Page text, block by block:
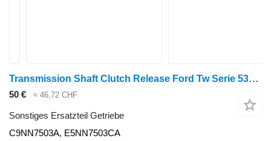
Transmission Shaft Clutch Release Ford Tw Serie 5340 5100 Getriebewellenkupplung Ausrückhebel C9nn7503a, C9NN7503A für Ford 5340 5100 Radtraktor
50 € ≈ 46,72 CHF
Sonstiges Ersatzteil Getriebe
C9NN7503A, E5NN7503CA